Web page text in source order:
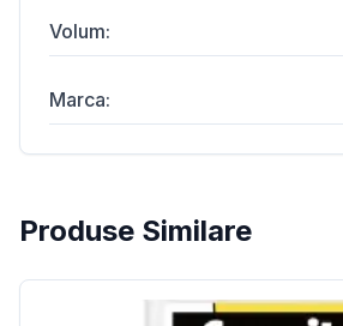
Volum:
Marca:
Produse Similare